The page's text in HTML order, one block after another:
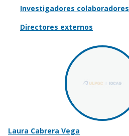
Investigadores colaboradores
Directores externos
Laura Cabrera Vega